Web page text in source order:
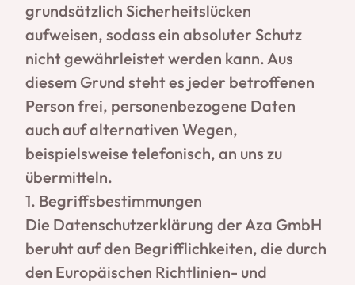
grundsätzlich Sicherheitslücken
aufweisen, sodass ein absoluter Schutz
nicht gewährleistet werden kann. Aus
diesem Grund steht es jeder betroffenen
Person frei, personenbezogene Daten
auch auf alternativen Wegen,
beispielsweise telefonisch, an uns zu
übermitteln.
1. Begriffsbestimmungen
Die Datenschutzerklärung der Aza GmbH
beruht auf den Begrifflichkeiten, die durch
den Europäischen Richtlinien- und